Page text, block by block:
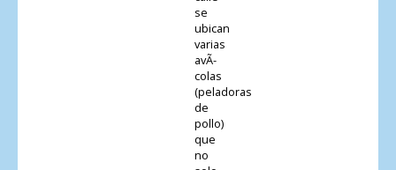
se
ubican
varias
avÃ­
colas
(peladoras
de
pollo)
que
no